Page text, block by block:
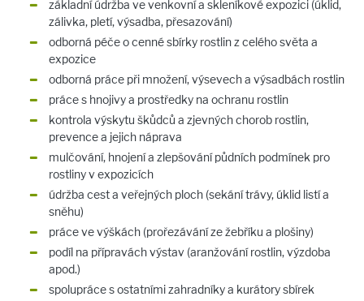
základní údržba ve venkovní a skleníkové expozici (úklid,
zálivka, pletí, výsadba, přesazování)
odborná péče o cenné sbírky rostlin z celého světa a
expozice
odborná práce při množení, výsevech a výsadbách rostlin
práce s hnojivy a prostředky na ochranu rostlin
kontrola výskytu škůdců a zjevných chorob rostlin,
prevence a jejich náprava
mulčování, hnojení a zlepšování půdních podmínek pro
rostliny v expozicích
údržba cest a veřejných ploch (sekání trávy, úklid listí a
sněhu)
práce ve výškách (prořezávání ze žebříku a plošiny)
podíl na přípravách výstav (aranžování rostlin, výzdoba
apod.)
spolupráce s ostatními zahradníky a kurátory sbírek